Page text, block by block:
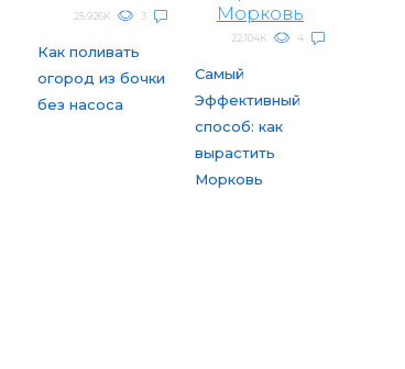
25.926K 3
Как поливать
огород из бочки
без насоса
22.104K 4
Самый
Эффективный
способ: как
вырастить
Морковь